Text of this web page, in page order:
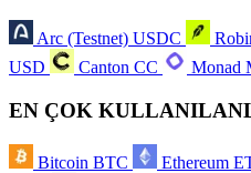
Arc (Testnet) USDC
USD
Canton CC Monad
EN ÇOK
Bitcoin BTC Ethereum